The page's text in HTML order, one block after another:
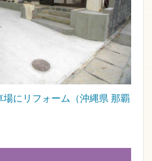
にリフォーム（沖縄県 那覇